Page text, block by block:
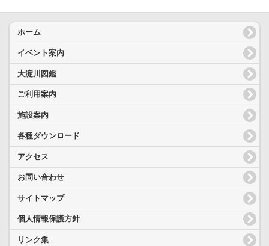
ホーム
イベント案内
大淀川図鑑
ご利用案内
施設案内
各種ダウンロード
アクセス
お問い合わせ
サイトマップ
個人情報保護方針
リンク集